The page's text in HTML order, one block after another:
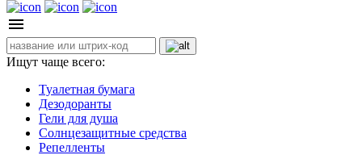
Ищут чаще всего:
Туалетная бумага
Дезодоранты
Гели для душа
Солнцезащитные средства
Репелленты